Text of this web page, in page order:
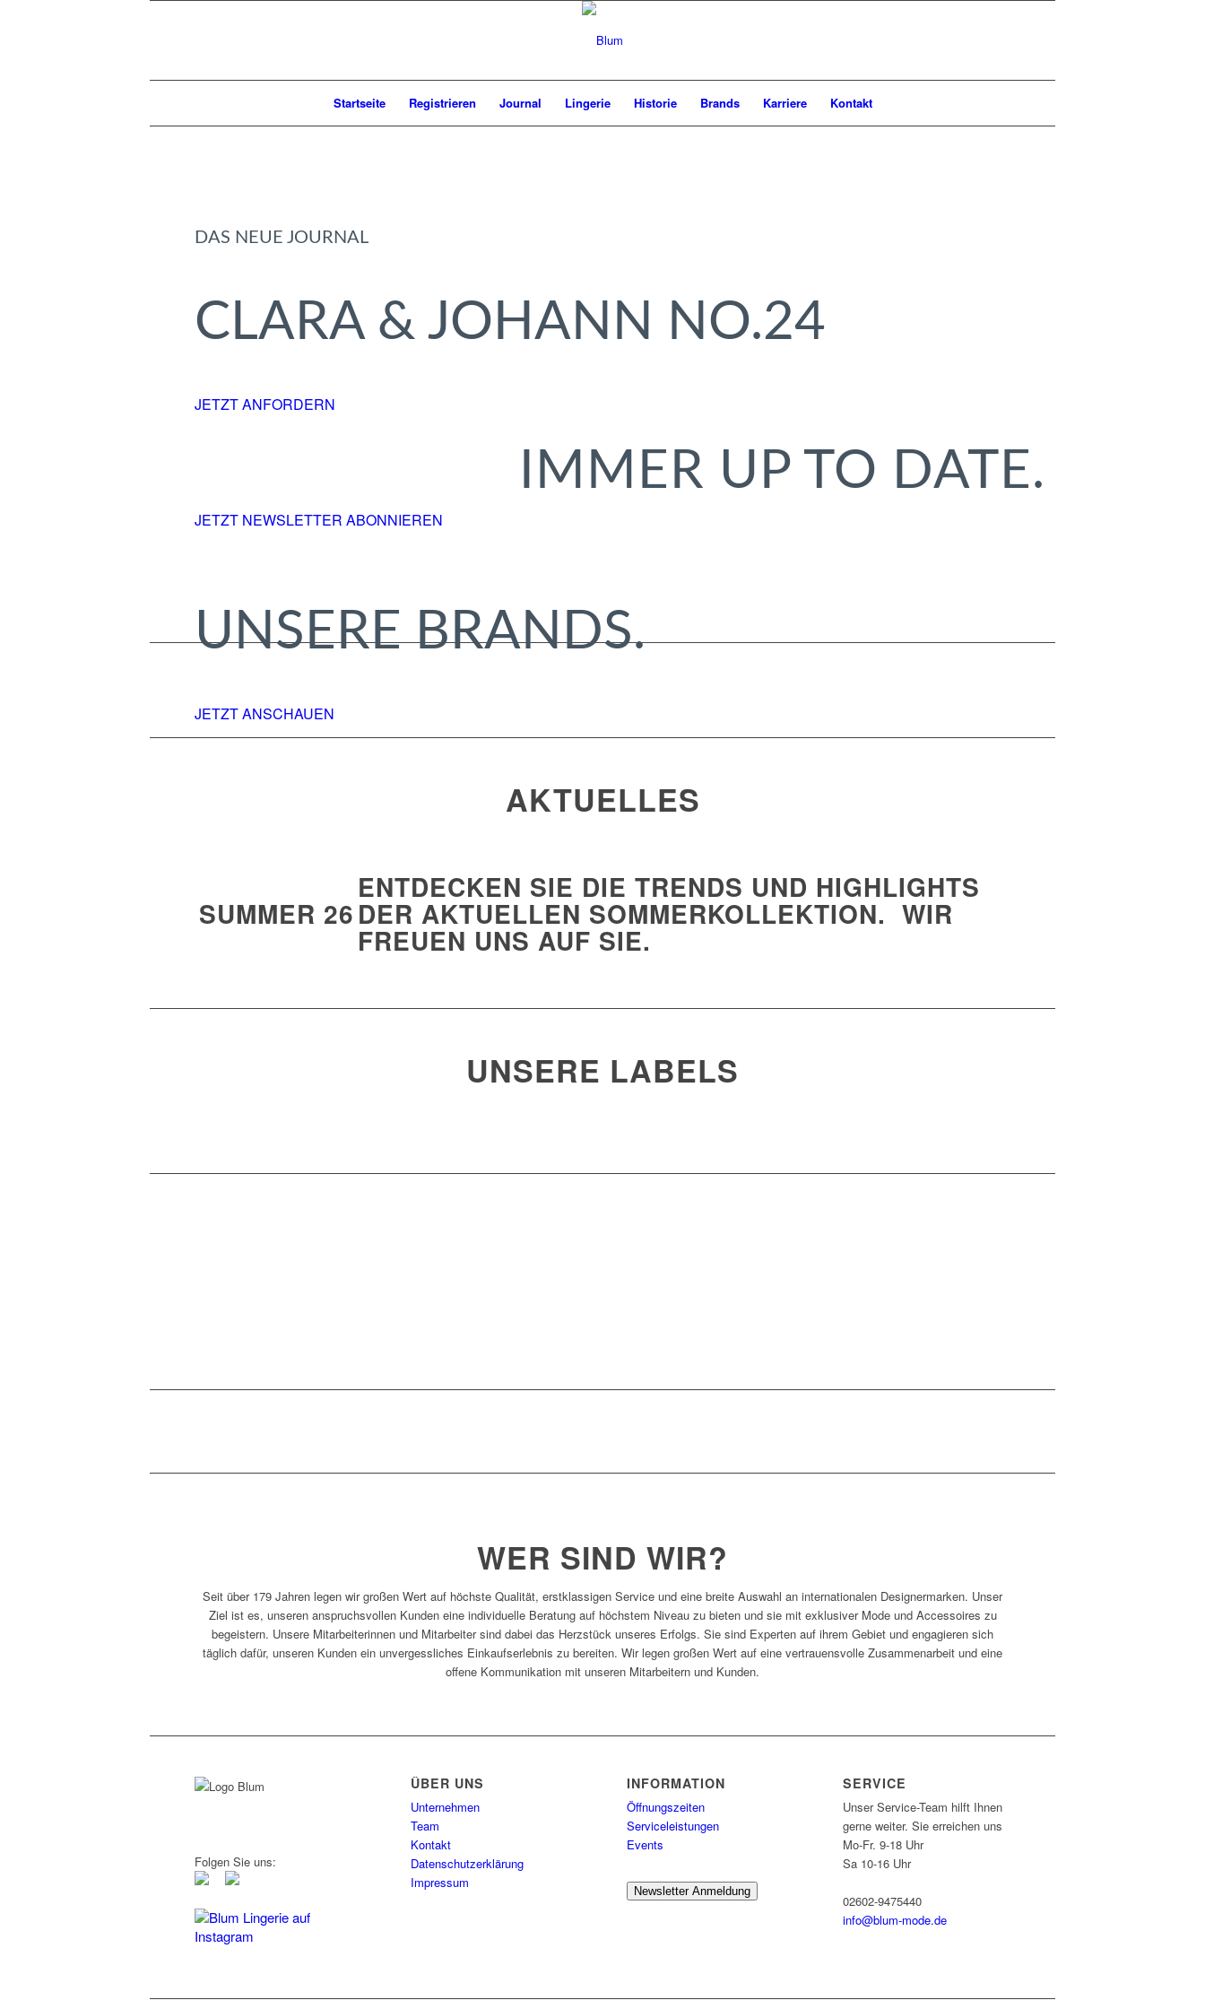
Startseite Registrieren Journal Lingerie Historie Brands Karriere Kontakt
DAS NEUE JOURNAL
CLARA & JOHANN NO.24
JETZT ANFORDERN
IMMER UP TO DATE.
JETZT NEWSLETTER ABONNIEREN
UNSERE BRANDS.
JETZT ANSCHAUEN
AKTUELLES
SUMMER 26
ENTDECKEN SIE DIE TRENDS UND HIGHLIGHTS
DER AKTUELLEN SOMMERKOLLEKTION. WIR
FREUEN UNS AUF SIE.
UNSERE LABELS
WER SIND WIR?
Seit über 179 Jahren legen wir großen Wert auf höchste Qualität, erstklassigen Service und eine breite Auswahl an internationalen Designermarken. Unser
Ziel ist es, unseren anspruchsvollen Kunden eine individuelle Beratung auf höchstem Niveau zu bieten und sie mit exklusiver Mode und Accessoires zu
begeistern. Unsere Mitarbeiterinnen und Mitarbeiter sind dabei das Herzstück unseres Erfolgs. Sie sind Experten auf ihrem Gebiet und engagieren sich
täglich dafür, unseren Kunden ein unvergessliches Einkaufserlebnis zu bereiten. Wir legen großen Wert auf eine vertrauensvolle Zusammenarbeit und eine
offene Kommunikation mit unseren Mitarbeitern und Kunden.
Folgen Sie uns:
Blum Lingerie auf
Instagram
ÜBER UNS
Unternehmen
Team
Kontakt
Datenschutzerklärung
Impressum
INFORMATION
Öffnungszeiten
Serviceleistungen
Events
Newsletter Anmeldung
SERVICE
Unser Service-Team hilft Ihnen
gerne weiter. Sie erreichen uns
Mo-Fr. 9-18 Uhr
Sa 10-16 Uhr
02602-9475440
info@blum-mode.de